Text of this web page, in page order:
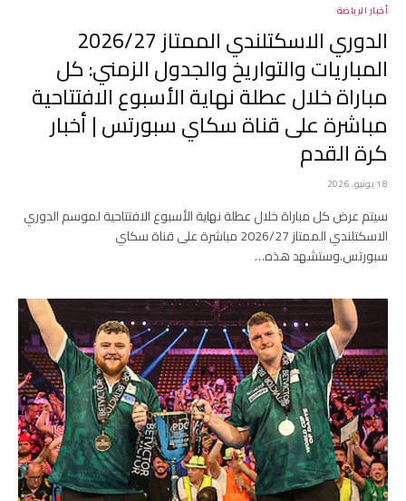
أخبار الرياضة
الدوري الاسكتلندي الممتاز 2026/27
المباريات والتواريخ والجدول الزمني: كل
مباراة خلال عطلة نهاية الأسبوع الافتتاحية
مباشرة على قناة سكاي سبورتس | أخبار
كرة القدم
18 يونيو، 2026
سيتم عرض كل مباراة خلال عطلة نهاية الأسبوع الافتتاحية لموسم الدوري
الاسكتلندي الممتاز 2026/27 مباشرة على قناة سكاي
سبورتس.وستشهد هذه…